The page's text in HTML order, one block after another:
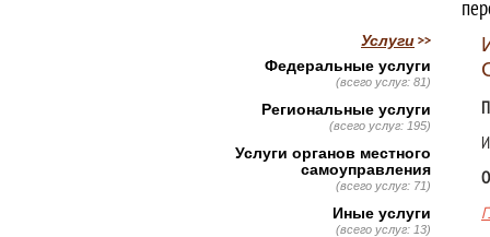
Услуги
Федеральные услуги
(всего услуг: 81)
Региональные услуги
(всего услуг: 195)
Услуги органов местного
самоуправления
(всего услуг: 71)
Иные услуги
(всего услуг: 13)